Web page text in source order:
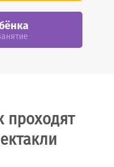
проходят